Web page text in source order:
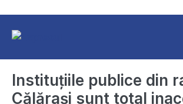
content
Instituțiile publice din
Călărași sunt total